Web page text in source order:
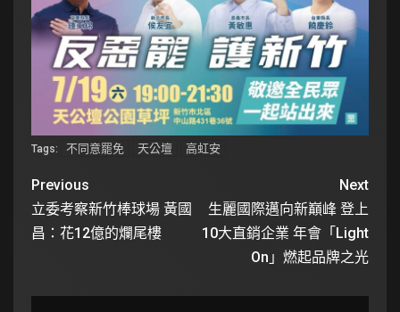
Tags: 不同意罷免 天公壇 高虹安
Previous
立委考察新竹棒球場 黃國
昌：花12億的爛尾樓
Next
生麗國際邁向新巔峰 登上
10大直銷企業 年會「Light
On」燃起品牌之光